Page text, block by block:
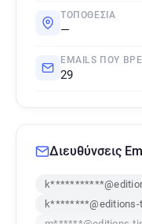
ΤΟΠΟΘΕΣΊΑ
—
EMAILS ΠΟΥ
29
Διευθύνσεις